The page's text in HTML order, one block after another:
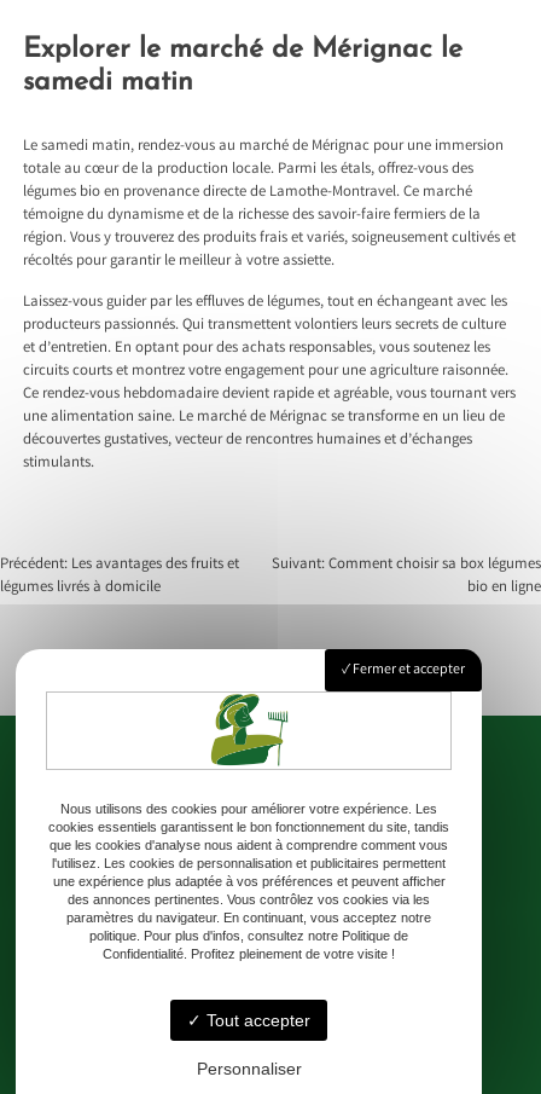
Explorer le marché de Mérignac le
samedi matin
Le samedi matin, rendez-vous au marché de Mérignac pour une immersion
totale au cœur de la production locale. Parmi les étals, offrez-vous des
légumes bio en provenance directe de Lamothe-Montravel. Ce marché
témoigne du dynamisme et de la richesse des savoir-faire fermiers de la
région. Vous y trouverez des produits frais et variés, soigneusement cultivés et
récoltés pour garantir le meilleur à votre assiette.
Laissez-vous guider par les effluves de légumes, tout en échangeant avec les
producteurs passionnés. Qui transmettent volontiers leurs secrets de culture
et d’entretien. En optant pour des achats responsables, vous soutenez les
circuits courts et montrez votre engagement pour une agriculture raisonnée.
Ce rendez-vous hebdomadaire devient rapide et agréable, vous tournant vers
une alimentation saine. Le marché de Mérignac se transforme en un lieu de
découvertes gustatives, vecteur de rencontres humaines et d’échanges
stimulants.
Navigation
de
l’article
Précédent: Les avantages des fruits et
légumes livrés à domicile
Suivant:Comment choisir sa box légumes
bio en ligne
AccueilOù nous trouverLivraisonBoutiqueContact
Adresse
Téléphone
Fermer et accepter
Nous utilisons des cookies pour améliorer votre expérience. Les
cookies essentiels garantissent le bon fonctionnement du site, tandis
que les cookies d'analyse nous aident à comprendre comment vous
l'utilisez. Les cookies de personnalisation et publicitaires permettent
une expérience plus adaptée à vos préférences et peuvent afficher
des annonces pertinentes. Vous contrôlez vos cookies via les
paramètres du navigateur. En continuant, vous acceptez notre
politique. Pour plus d'infos, consultez notre Politique de
Confidentialité. Profitez pleinement de votre visite !
Tout accepter
Personnaliser